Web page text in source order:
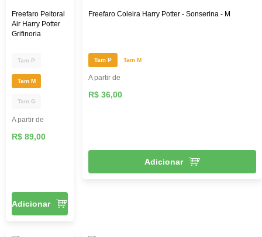
Freefaro Peitoral
Air Harry Potter
Grifinoria
Tam P
Tam M
Tam G
A partir de
R$ 89,00
Adicionar
Freefaro Coleira Harry Potter - Sonserina - M
Tam P Tam M
A partir de
R$ 36,00
Adicionar